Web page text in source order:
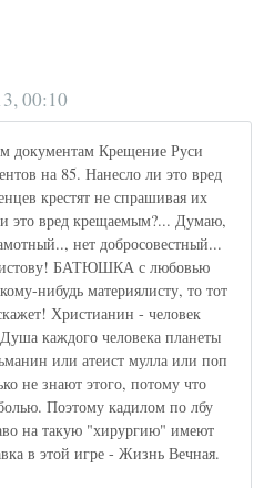
00:10
документам Крещение Руси
на 85. Нанесло ли это вред
крестят не спрашивая их
это вред крещаемым?... Думаю,
нет добросовестный...
БАТЮШКА с любовью
нибудь материялисту, то тот
Христианин - человек
каждого человека планеты
или атеист мулла или поп
не знают этого, потому что
Поэтому кадилом по лбу
на такую "хирургию" имеют
в этой игре - Жизнь Вечная.